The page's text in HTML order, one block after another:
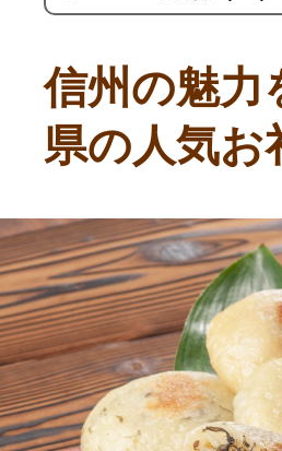
信州の魅力
県の人気お